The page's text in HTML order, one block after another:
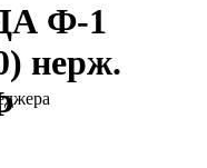
Ф-1
нерж.